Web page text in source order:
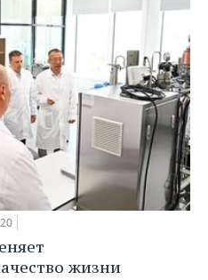
жизни